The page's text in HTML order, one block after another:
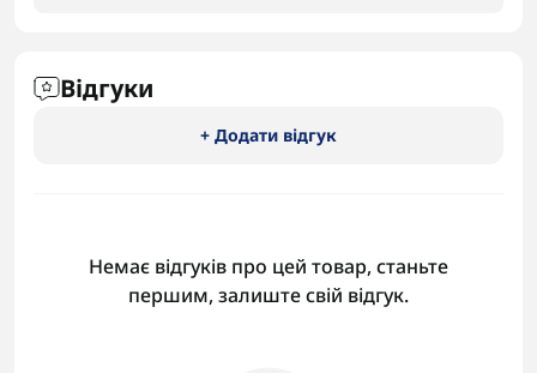
Відгуки
+ Додати відгук
Немає відгуків про цей товар, станьте
першим, залиште свій відгук.